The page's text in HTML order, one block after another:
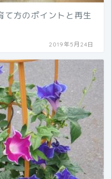
て方のポイントと再生
2019年5月24日